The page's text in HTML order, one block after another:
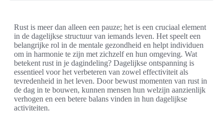
Rust is meer dan alleen een pauze; het is een cruciaal element
in de dagelijkse structuur van iemands leven. Het speelt een
belangrijke rol in de mentale gezondheid en helpt individuen
om in harmonie te zijn met zichzelf en hun omgeving. Wat
betekent rust in je dagindeling? Dagelijkse ontspanning is
essentieel voor het verbeteren van zowel effectiviteit als
tevredenheid in het leven. Door bewust momenten van rust in
de dag in te bouwen, kunnen mensen hun welzijn aanzienlijk
verhogen en een betere balans vinden in hun dagelijkse
activiteiten.